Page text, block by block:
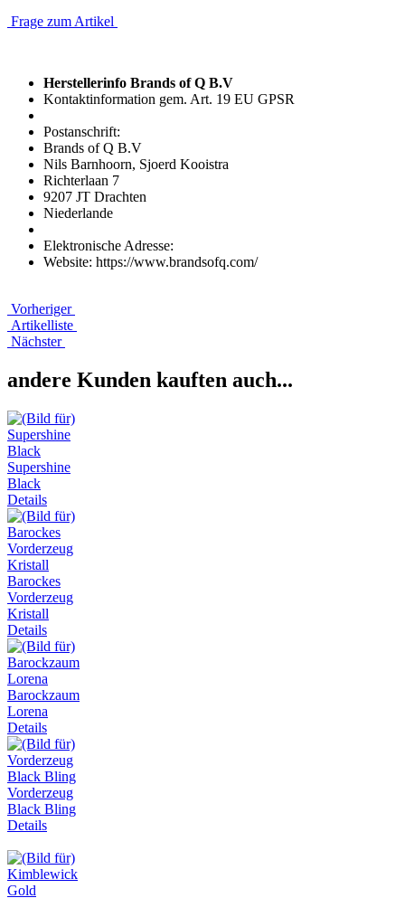
Frage zum Artikel
Herstellerinfo Brands of Q B.V
Kontaktinformation gem. Art. 19 EU GPSR
Postanschrift:
Brands of Q B.V
Nils Barnhoorn, Sjoerd Kooistra
Richterlaan 7
9207 JT Drachten
Niederlande
Elektronische Adresse:
Website: https://www.brandsofq.com/
Vorheriger
Artikelliste
Nächster
andere Kunden kauften auch...
Supershine
Black
Details
Barockes
Vorderzeug
Kristall
Details
Barockzaum
Lorena
Details
Vorderzeug
Black Bling
Details